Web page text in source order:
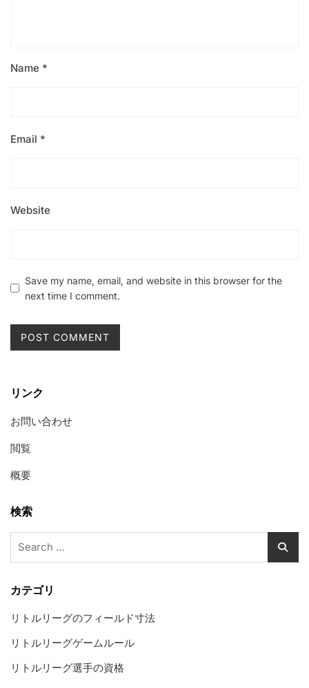
Name *
Email *
Website
Save my name, email, and website in this browser for the
next time I comment.
リンク
お問い合わせ
閲覧
概要
検索
カテゴリ
リトルリーグのフィールド寸法
リトルリーグゲームルール
リトルリーグ選手の資格